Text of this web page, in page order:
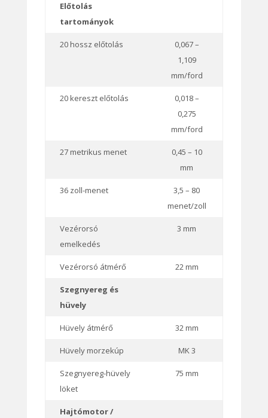
Előtolás
tartományok
20 hossz előtolás
0,067 –
1,109
mm/ford
20 kereszt előtolás
0,018 –
0,275
mm/ford
27 metrikus menet
0,45 – 10
mm
36 zoll-menet
3,5 – 80
menet/zoll
Vezérorsó
emelkedés
3 mm
Vezérorsó átmérő 22 mm
Szegnyereg és
hüvely
Hüvely átmérő 32 mm
Hüvely morzekúp MK 3
Szegnyereg-hüvely
löket
75 mm
Hajtómotor /